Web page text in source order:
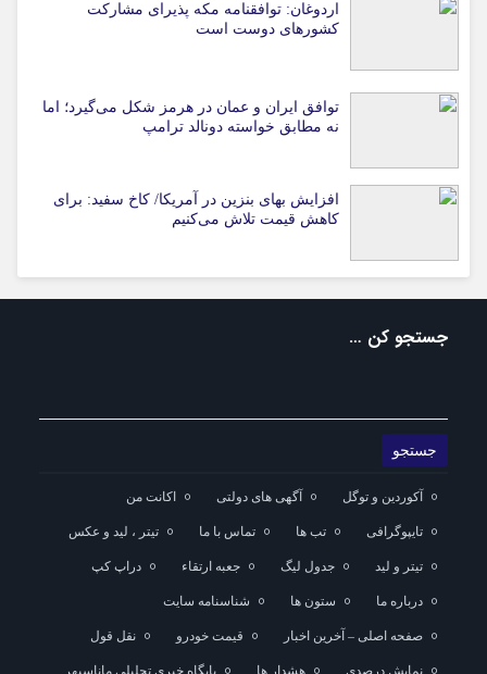
اردوغان: توافقنامه مکه پذیرای مشارکت
کشورهای دوست است
توافق ایران و عمان در هرمز شکل می‌گیرد؛ اما
نه مطابق خواسته دونالد ترامپ
افزایش بهای بنزین در آمریکا/ کاخ سفید: برای
کاهش قیمت تلاش می‌کنیم
جستجو کن …
آکوردین و توگل آگهی های دولتی اکانت من
تایپوگرافی تب ها تماس با ما تیتر ، لید و عکس
تیتر و لید جدول لیگ جعبه ارتقاء دراپ کپ
درباره ما ستون ها شناسنامه سایت
صفحه اصلی – آخرین اخبار قیمت خودرو نقل قول
نمایش درصدی هشدار ها پایگاه خبری تحلیلی ماناسپهر